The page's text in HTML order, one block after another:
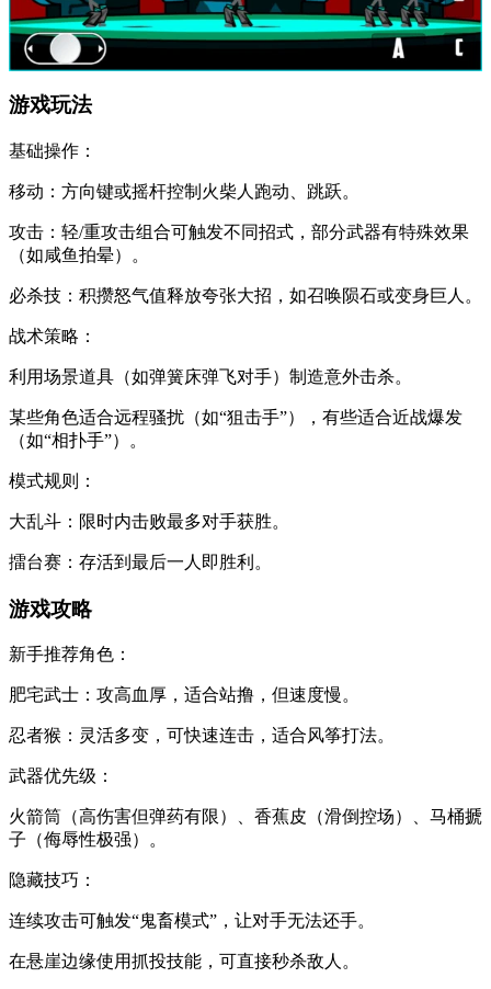
​​游戏玩法​​
​​基础操作​​：
移动：方向键或摇杆控制火柴人跑动、跳跃。
攻击：轻/重攻击组合可触发不同招式，部分武器有特殊效果
（如咸鱼拍晕）。
必杀技：积攒怒气值释放夸张大招，如召唤陨石或变身巨人。
​​战术策略​​：
利用场景道具（如弹簧床弹飞对手）制造意外击杀。
某些角色适合远程骚扰（如“狙击手”），有些适合近战爆发
（如“相扑手”）。
​​模式规则​​：
大乱斗：限时内击败最多对手获胜。
擂台赛：存活到最后一人即胜利。
​​游戏攻略​​
​​新手推荐角色​​：
​​肥宅武士​​：攻高血厚，适合站撸，但速度慢。
​​忍者猴​​：灵活多变，可快速连击，适合风筝打法。
​​武器优先级​​：
火箭筒（高伤害但弹药有限）、香蕉皮（滑倒控场）、马桶搋
子（侮辱性极强）。
​​隐藏技巧​​：
连续攻击可触发“鬼畜模式”，让对手无法还手。
在悬崖边缘使用抓投技能，可直接秒杀敌人。